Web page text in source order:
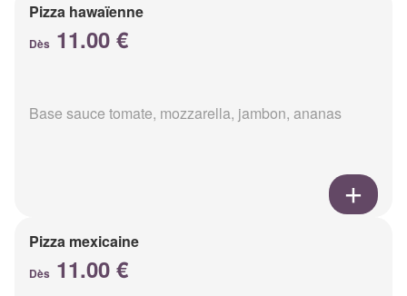
Pizza hawaïenne
Dès 11.00 €
Base sauce tomate, mozzarella, jambon, ananas
Pizza mexicaine
Dès 11.00 €